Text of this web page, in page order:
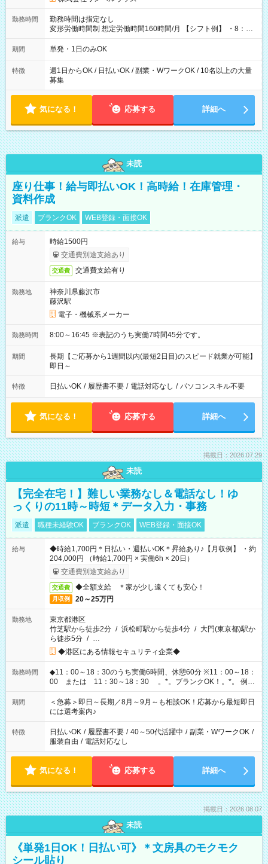
勤務時間
勤務時間は指定なし
変形労働時間制 想定労働時間160時間/月 【シフト例】 ・8：00
～21：00
期間 単発・1日のみOK
特徴
週1日からOK / 日払いOK / 副業・WワークOK / 10名以上の大量
募集
気になる！ 応募する 詳細へ
未読
座り仕事！給与即払いOK！高時給！在庫管理・
資料作成
派遣 ブランクOK WEB登録・面接OK
給与
時給1500円
交通費別途支給あり
交通費 交通費支給有り
勤務地
神奈川県藤沢市
藤沢駅
電子・機械系メーカー
勤務時間 8:00～16:45 ※表記のうち実働7時間45分です。
期間
長期【ご応募から1週間以内(最短2日目)のスピード就業が可能】
即日～
特徴 日払いOK / 履歴書不要 / 電話対応なし / パソコンスキル不要
気になる！ 応募する 詳細へ
掲載日：2026.07.29
未読
【完全在宅！】難しい業務なし＆電話なし！ゆ
っくりの11時～時短＊データ入力・事務
派遣 職種未経験OK ブランクOK WEB登録・面接OK
給与
◆時給1,700円＊日払い・週払いOK＊昇給あり♪【月収例】 ・約
204,000円 （時給1,700円 × 実働6h × 20日）
交通費別途支給あり
交通費 ◆全額支給 ＊家が少し遠くても安心！
月収例 20～25万円
勤務地
東京都港区
竹芝駅から徒歩2分 / 浜松町駅から徒歩4分 / 大門(東京都)駅か
ら徒歩5分 / …
◆港区にある情報セキュリティ企業◆
勤務時間
◆11：00～18：30のうち実働6時間、休憩60分 ※11：00～18：
00 または 11：30～18：30 。*。ブランクOK！。*。 例え
ば前職が、 在宅/財団法人/事務/コールセンター/受付/販売/カフェ
スタッフ スイーツ販売/ホテルフロント/化粧品販売/など 様々な
業界から入社して活躍されています♪
期間
＜急募＞即日～長期／8月～9月～も相談OK！応募から最短即日
には選考案内♪
特徴 日払いOK / 履歴書不要 / 40～50代活躍中 / 副業・WワークOK /
服装自由 / 電話対応なし
気になる！ 応募する 詳細へ
掲載日：2026.08.07
未読
《単発1日OK！日払い可》＊文房具のモクモク
シール貼り